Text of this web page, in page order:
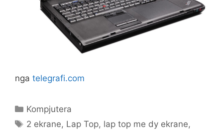
nga telegrafi.com
Categories
Kompjutera
Tags
2 ekrane, Lap Top, lap top me dy ekrane,